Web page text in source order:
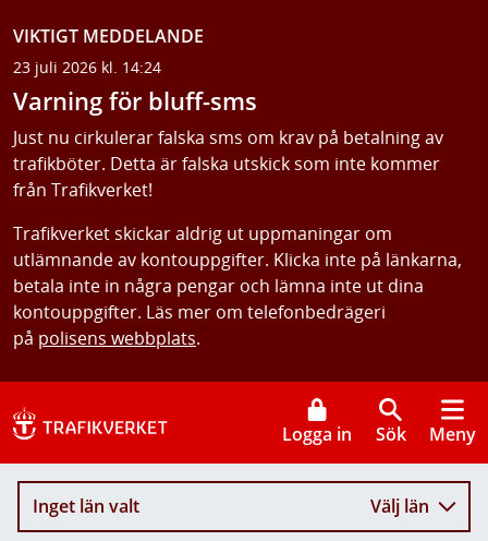
VIKTIGT MEDDELANDE
23 juli 2026 kl. 14:24
Varning för bluff-sms
Just nu cirkulerar falska sms om krav på betalning av
trafikböter. Detta är falska utskick som inte kommer
från Trafikverket!
Trafikverket skickar aldrig ut uppmaningar om
utlämnande av kontouppgifter. Klicka inte på länkarna,
betala inte in några pengar och lämna inte ut dina
kontouppgifter. Läs mer om telefonbedrägeri
på polisens webbplats.
Logga in Sök Meny
Inget län valt Välj län